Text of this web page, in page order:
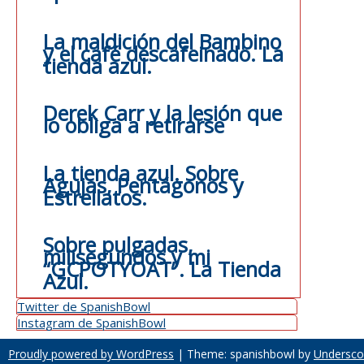
La maldición del Bambino
y el café descafeinado. La
tienda azul.
Derek Carr y la lesión que
lo obliga a retirarse
La tienda azul. Sobre
Agujas, Pentágonos y
Estrellatos.
Sobre pulgadas,
milisegundos y mi
“GCPOTYOAT”. La Tienda
Azul.
Twitter de SpanishBowl
Instagram de SpanishBowl
Proudly powered by WordPress | Theme: spanishbowl by